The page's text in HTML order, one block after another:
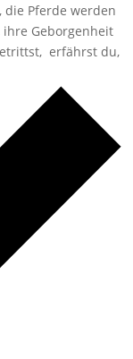
die Pferde werden
Geborgenheit
erfährst du,